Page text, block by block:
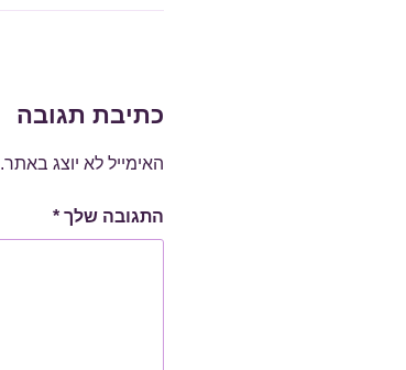
כתיבת תגובה
האימייל לא יוצג באתר.
התגובה שלך *